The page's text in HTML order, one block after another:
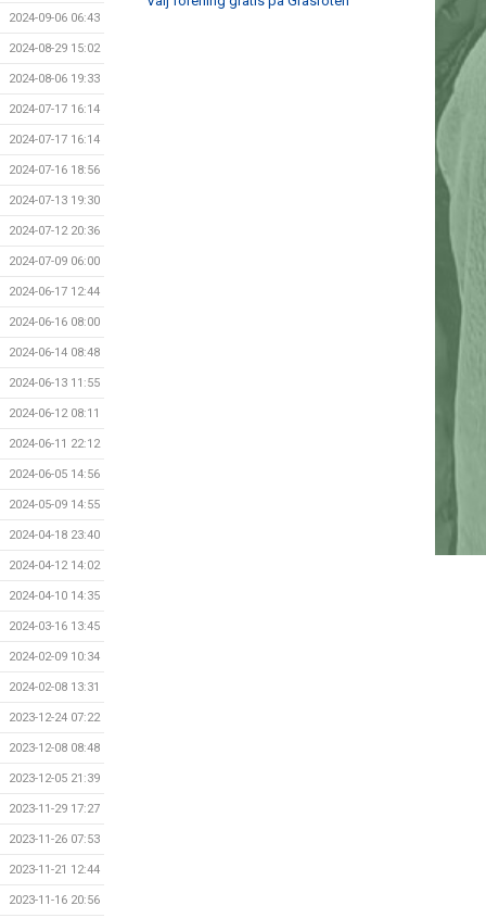
2024-09-06 06:43
2024-08-29 15:02
2024-08-06 19:33
2024-07-17 16:14
2024-07-17 16:14
2024-07-16 18:56
2024-07-13 19:30
2024-07-12 20:36
2024-07-09 06:00
2024-06-17 12:44
2024-06-16 08:00
2024-06-14 08:48
2024-06-13 11:55
2024-06-12 08:11
2024-06-11 22:12
2024-06-05 14:56
2024-05-09 14:55
2024-04-18 23:40
2024-04-12 14:02
2024-04-10 14:35
2024-03-16 13:45
2024-02-09 10:34
2024-02-08 13:31
2023-12-24 07:22
2023-12-08 08:48
2023-12-05 21:39
2023-11-29 17:27
2023-11-26 07:53
2023-11-21 12:44
2023-11-16 20:56